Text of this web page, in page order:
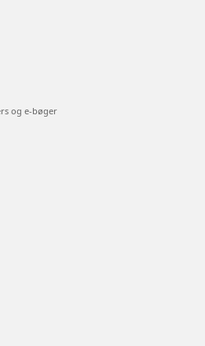
og e-bøger